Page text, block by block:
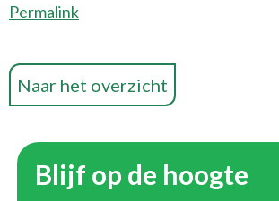
Permalink
Naar het overzicht
Blijf op de hoogte